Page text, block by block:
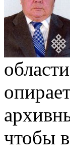
чтобы